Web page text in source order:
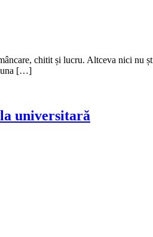
chitit și lucru. Altceva nici nu
una […]
universitară